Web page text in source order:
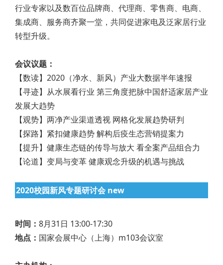
行业专家以及数百位品牌商、代理商、零售商、电商、
集成商、服务商齐聚一堂，共同促进家电及泛家居行业
转型升级。
会议议题：
【数读】2020（净水、新风）产业大数据半年速报
【寻迹】从水展看行业 第三角度把脉中国舒适家居产业
发展大趋势
【观势】两净产业渠道透视 网格化发展趋势研判
【探路】紧扣健康趋势 解构后疫生态营销提案力
【提升】健康生态链的传导与放大 看全案产品组合力
【论道】变局与变革 健康观念升级的机遇与挑战
2020校园新风专题研讨会 new
时间： 8月31日 13:00-17:30
地点： 国家会展中心（上海）m103会议室